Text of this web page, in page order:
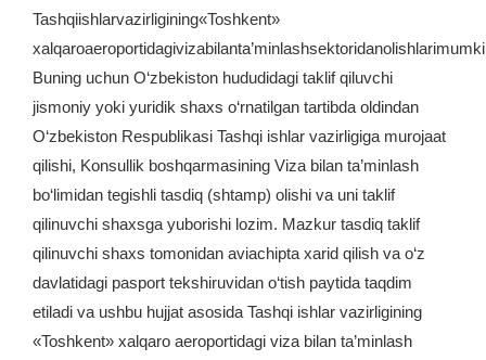
Tashqiishlarvazirligining«Toshkent»
Buning uchun O‘zbekiston hududidagi taklif qiluvchi
jismoniy yoki yuridik shaxs o‘rnatilgan tartibda oldindan
O‘zbekiston Respublikasi Tashqi ishlar vazirligiga murojaat
qilishi, Konsullik boshqarmasining Viza bilan ta’minlash
bo‘limidan tegishli tasdiq (shtamp) olishi va uni taklif
qilinuvchi shaxsga yuborishi lozim. Mazkur tasdiq taklif
qilinuvchi shaxs tomonidan aviachipta xarid qilish va o‘z
davlatidagi pasport tekshiruvidan o‘tish paytida taqdim
etiladi va ushbu hujjat asosida Tashqi ishlar vazirligining
«Toshkent» xalqaro aeroportidagi viza bilan ta’minlash